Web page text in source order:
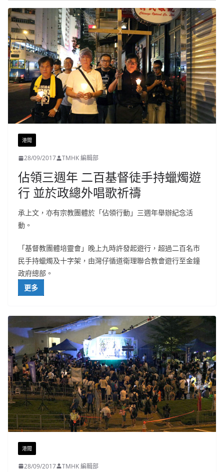
港聞
28/09/2017 TMHK 編輯部
佔領三週年 二百基督徒手持蠟燭遊
行 並於政總外唱歌祈禱
承上文，亦有宗教團體於「佔領行動」三週年舉辦紀念活
動。
「基督教團體培靈會」晚上九時許發起遊行，超過二百名市
民手持蠟燭及十字架，由灣仔循道衛理聯合教會遊行至金鐘
政府總部。
更多
港聞
28/09/2017 TMHK 編輯部